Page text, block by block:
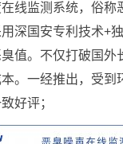
线监测系统，俗称
深国安专利技术+
值。不仅打破国外
。一经推出，受到
好评；